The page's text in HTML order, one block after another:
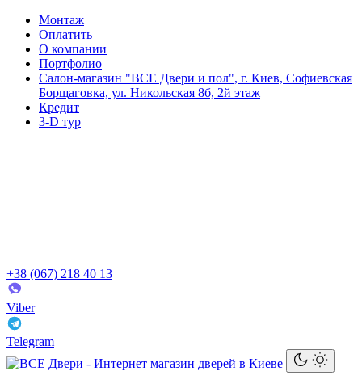
Монтаж
Оплатить
О компании
Портфолио
Салон-магазин "ВСЕ Двери и пол", г. Киев, Софиевская
Борщаговка, ул. Никольская 8б, 2й этаж
Кредит
3-D тур
+38 (067) 218 40 13
Viber
Telegram